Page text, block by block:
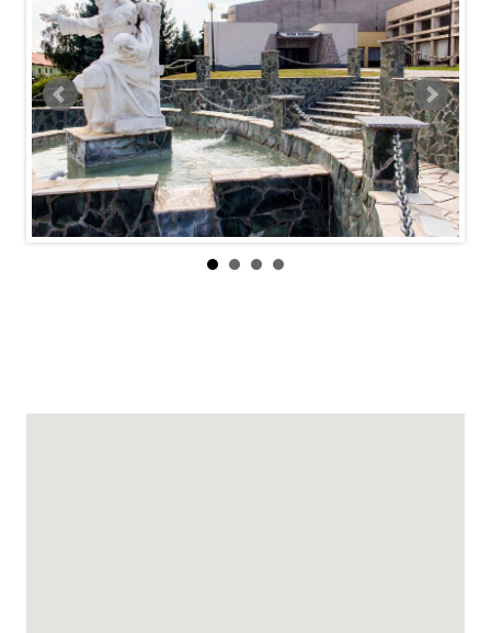
napríklad viacero premiér slovenských filmov.